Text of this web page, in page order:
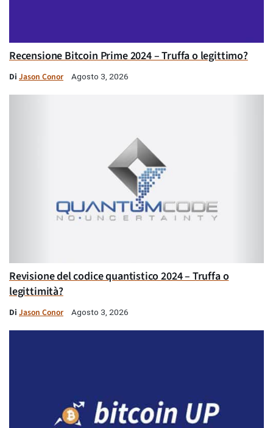
Recensione Bitcoin Prime 2024 – Truffa o legittimo?
Di Jason Conor Agosto 3, 2026
Revisione del codice quantistico 2024 – Truffa o
legittimità?
Di Jason Conor Agosto 3, 2026